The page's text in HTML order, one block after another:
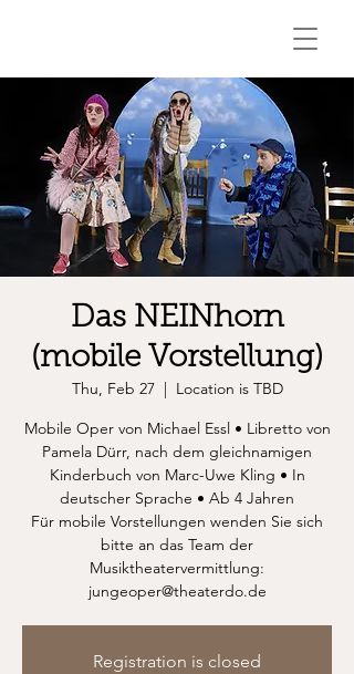
Das NEINhorn
(mobile Vorstellung)
Thu, Feb 27
  |
Location is TBD
Mobile Oper von Michael Essl • Libretto von
Pamela Dürr, nach dem gleichnamigen
Kinderbuch von Marc-Uwe Kling • In
deutscher Sprache • Ab 4 Jahren
Für mobile Vorstellungen wenden Sie sich
bitte an das Team der
Musiktheatervermittlung:
jungeoper@theaterdo.de
Registration is closed